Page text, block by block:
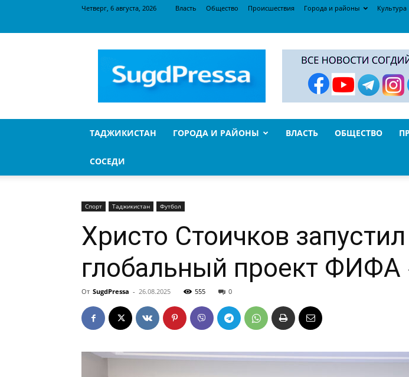
Четверг, 6 августа, 2026 Власть Общество Происшествия Города и районы Культура
ТАДЖИКИСТАН ГОРОДА И РАЙОНЫ ВЛАСТЬ ОБЩЕСТВО
СОСЕДИ
Спорт Таджикистан Футбол
Христо Стоичков
глобальный проект ФИФА
От SugdPressa - 26.08.2025 555 0